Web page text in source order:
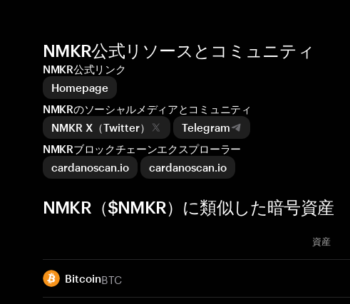
NMKR公式リソースとコミュニティ
NMKR公式リンク
Homepage
NMKRのソーシャルメディアとコミュニティ
NMKR X（Twitter）
Telegram
NMKRブロックチェーンエクスプローラー
cardanoscan.io
cardanoscan.io
NMKR（$NMKR）に類似した暗号資産
資産
BitcoinBTC